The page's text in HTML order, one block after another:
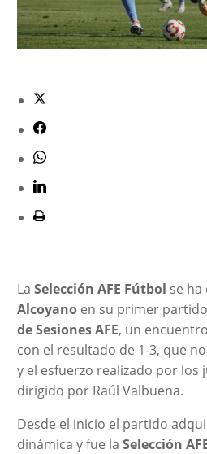
La Selección AFE Fútbol se
Alcoyano en su primer
de Sesiones AFE, un
con el resultado de 1-3, que
y el esfuerzo realizado por los
dirigido por Raúl Valbuena.
Desde el inicio el partido
dinámica y fue la Selección